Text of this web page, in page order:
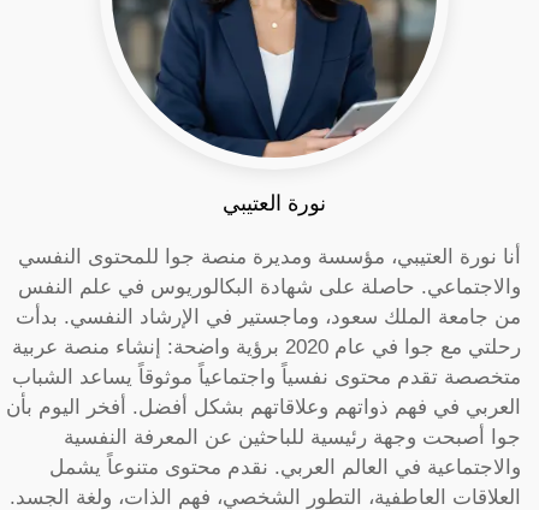
نورة العتيبي
أنا نورة العتيبي، مؤسسة ومديرة منصة جوا للمحتوى النفسي
والاجتماعي. حاصلة على شهادة البكالوريوس في علم النفس
من جامعة الملك سعود، وماجستير في الإرشاد النفسي. بدأت
رحلتي مع جوا في عام 2020 برؤية واضحة: إنشاء منصة عربية
متخصصة تقدم محتوى نفسياً واجتماعياً موثوقاً يساعد الشباب
العربي في فهم ذواتهم وعلاقاتهم بشكل أفضل. أفخر اليوم بأن
جوا أصبحت وجهة رئيسية للباحثين عن المعرفة النفسية
والاجتماعية في العالم العربي. نقدم محتوى متنوعاً يشمل
العلاقات العاطفية، التطور الشخصي، فهم الذات، ولغة الجسد.